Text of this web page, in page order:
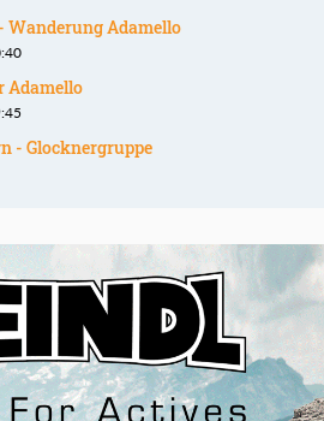
Wanderung Adamello
Adamello
- Glocknergruppe